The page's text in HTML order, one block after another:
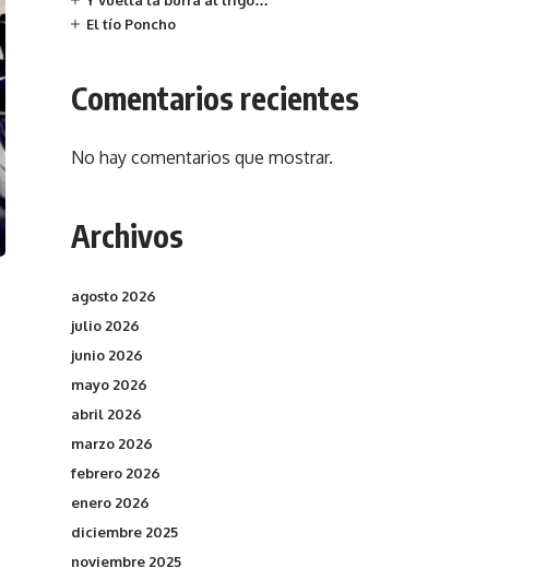
El tío Poncho
Comentarios recientes
No hay comentarios que mostrar.
Archivos
agosto 2026
julio 2026
junio 2026
mayo 2026
abril 2026
marzo 2026
febrero 2026
enero 2026
diciembre 2025
noviembre 2025